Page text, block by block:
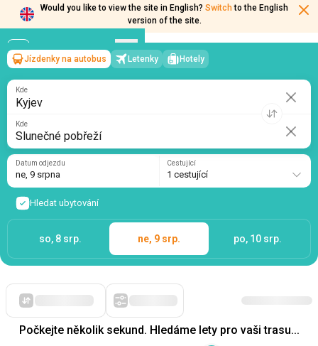
Would you like to view the site in English? Switch to the English
version of the site.
Kyjev→Slunečné pobřeží
ne, 9 srpna/1 cestující
Jízdenky na autobus Letenky Hotely
Kde
Kde
Datum odjezdu
ne, 9 srpna
Cestující
1 cestující
Hledat ubytování
so, 8 srp. ne, 9 srp. po, 10 srp.